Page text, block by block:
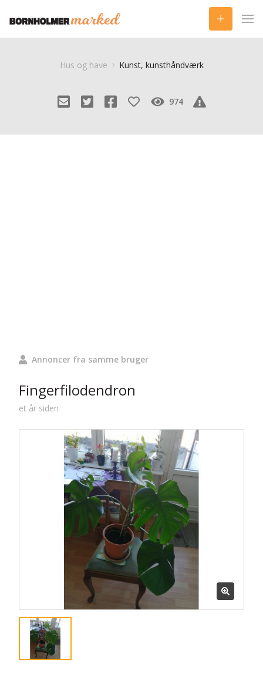
Hus og have Kunst, kunsthåndværk
974
Annoncer fra samme bruger
Fingerfilodendron
et år siden